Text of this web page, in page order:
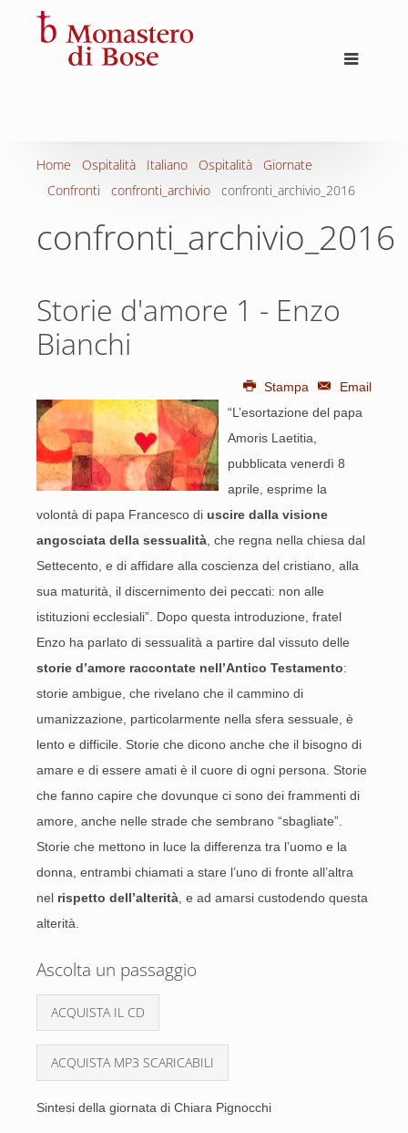
Home Ospitalità Italiano Ospitalità
Giornate
Confronti
confronti_archivio confronti_archivio_2016
confronti_archivio_2016
Storie d'amore 1 - Enzo
Bianchi
Stampa
Email
“L’esortazione del papa
Amoris Laetitia,
pubblicata venerdì 8
aprile, esprime la
volontà di papa Francesco di uscire dalla visione
angosciata della sessualità , che regna nella chiesa dal
Settecento, e di affidare alla coscienza del cristiano, alla
sua maturità, il discernimento dei peccati: non alle
istituzioni ecclesiali”. Dopo questa introduzione, fratel
Enzo ha parlato di sessualità a partire dal vissuto delle
storie d’amore raccontate nell’Antico Testamento:
storie ambigue, che rivelano che il cammino di
umanizzazione, particolarmente nella sfera sessuale, è
lento e difficile. Storie che dicono anche che il bisogno di
amare e di essere amati è il cuore di ogni persona. Storie
che fanno capire che dovunque ci sono dei frammenti di
amore, anche nelle strade che sembrano “sbagliate”.
Storie che mettono in luce la differenza tra l’uomo e la
donna, entrambi chiamati a stare l’uno di fronte all’altra
nel rispetto dell’alterità , e ad amarsi custodendo questa
alterità.
Ascolta un passaggio
ACQUISTA IL CD
ACQUISTA MP3 SCARICABILI
Sintesi della giornata di Chiara Pignocchi